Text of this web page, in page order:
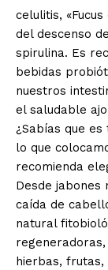
celulitis,
del descenso
spirulina. Es
bebidas
nuestros
el saludable
¿Sabías que
lo que
recomienda
Desde
caída de
natural
hierbas, frutas,